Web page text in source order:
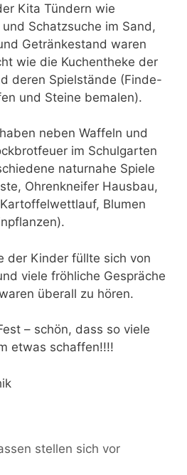
Kita Tündern wie
Schatzsuche im Sand,
Getränkestand waren
wie die Kuchentheke der
deren Spielstände (Finde-
und Steine bemalen).
neben Waffeln und
im Schulgarten
naturnahe Spiele
Ohrenkneifer Hausbau,
Blumen
der Kinder füllte sich von
viele fröhliche Gespräche
überall zu hören.
– schön, dass so viele
etwas schaffen!!!!
stellen sich vor